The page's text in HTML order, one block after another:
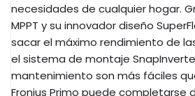
necesidades de cualquier hogar.
MPPT y su innovador diseño
sacar el máximo rendimiento de
el sistema de montaje
mantenimiento son más fáciles
Fronius Primo puede completarse